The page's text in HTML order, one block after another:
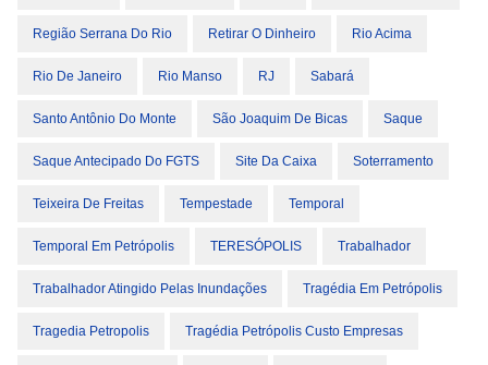
Região Serrana Do Rio Retirar O Dinheiro Rio Acima
Rio De Janeiro Rio Manso RJ Sabará
Santo Antônio Do Monte São Joaquim De Bicas Saque
Saque Antecipado Do FGTS Site Da Caixa Soterramento
Teixeira De Freitas Tempestade Temporal
Temporal Em Petrópolis TERESÓPOLIS Trabalhador
Trabalhador Atingido Pelas Inundações Tragédia Em Petrópolis
Tragedia Petropolis Tragédia Petrópolis Custo Empresas